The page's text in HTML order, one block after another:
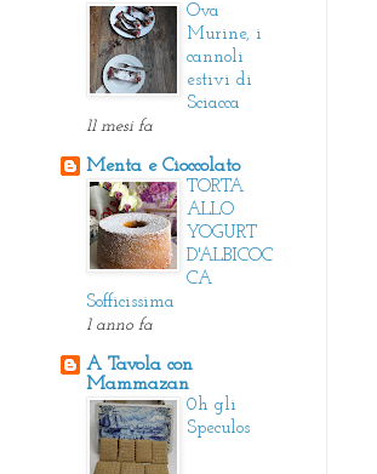
Ova
Murine, i
cannoli
estivi di
Sciacca
11 mesi fa
Menta e Cioccolato
TORTA
ALLO
YOGURT
D'ALBICOC
CA
Sofficissima
1 anno fa
A Tavola con
Mammazan
0h gli
Speculos